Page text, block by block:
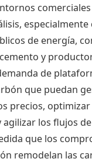
de energía,
y
de
que puedan
precios,
agilizar los flujos
que los
remodelan las